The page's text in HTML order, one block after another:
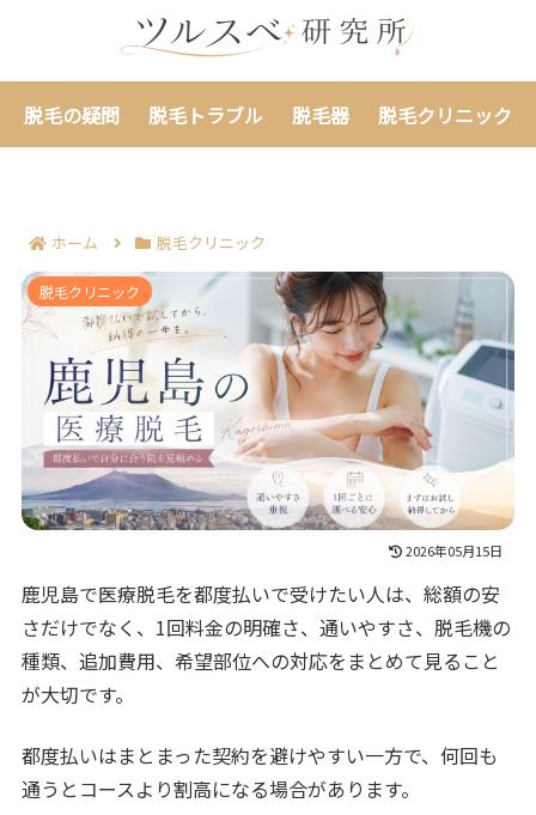
脱毛の疑問 脱毛トラブル 脱毛器 脱毛クリニック
ホーム 脱毛クリニック
鹿児島で医療脱毛の都度払いを選ぶ候補7院｜回数契約
前に合う院を見極める！
脱毛クリニック
2026年05月15日
鹿児島で医療脱毛を都度払いで受けたい人は、総額の安
さだけでなく、1回料金の明確さ、通いやすさ、脱毛機の
種類、追加費用、希望部位への対応をまとめて見ること
が大切です。
都度払いはまとまった契約を避けやすい一方で、何回も
通うとコースより割高になる場合があります。